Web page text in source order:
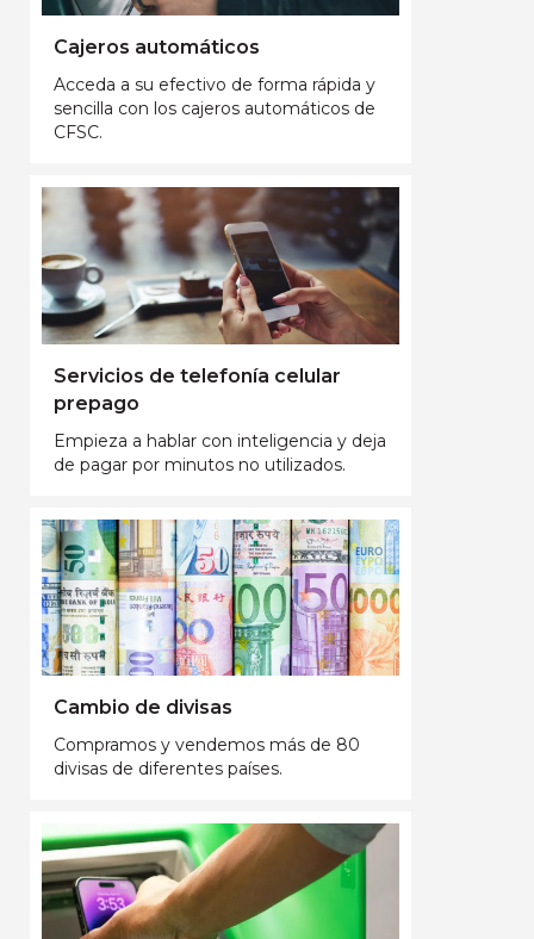
Cajeros automáticos
Acceda a su efectivo de forma rápida y
sencilla con los cajeros automáticos de
CFSC.
Servicios de telefonía celular
prepago
Empieza a hablar con inteligencia y deja
de pagar por minutos no utilizados.
Cambio de divisas
Compramos y vendemos más de 80
divisas de diferentes países.